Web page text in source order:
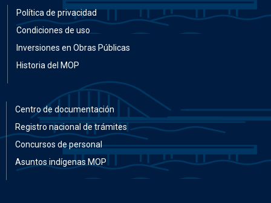
Política de privacidad
Condiciones de uso
Inversiones en Obras Públicas
Historia del MOP
Centro de documentación
Registro nacional de trámites
Concursos de personal
Asuntos indígenas MOP